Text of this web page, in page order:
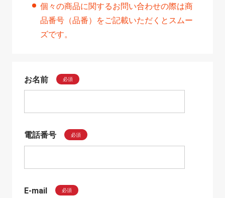
個々の商品に関するお問い合わせの際は商
品番号（品番）をご記載いただくとスムー
ズです。
お名前 必須
電話番号 必須
E-mail 必須